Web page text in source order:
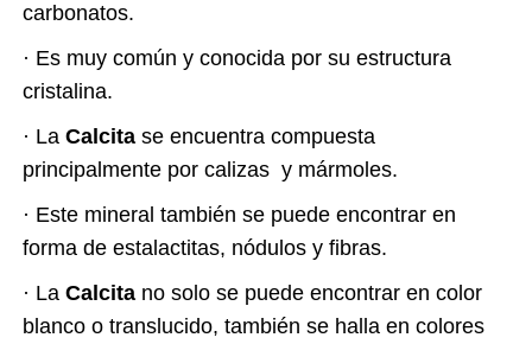
carbonatos.
· Es muy común y conocida por su estructura
cristalina.
· La Calcita se encuentra compuesta
principalmente por calizas y mármoles.
· Este mineral también se puede encontrar en
forma de estalactitas, nódulos y fibras.
· La Calcita no solo se puede encontrar en color
blanco o translucido, también se halla en colores